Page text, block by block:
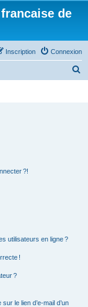
de
Connexion
Inscription
?!
utilisateurs en ligne ?
!
?
le lien d’e-mail d’un